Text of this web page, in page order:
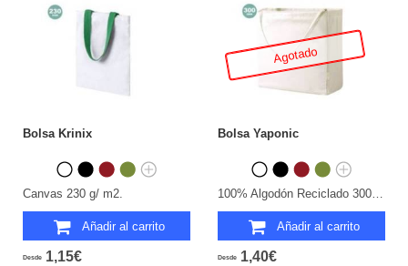
Bolsa Krinix
Canvas 230 g/ m2.
Añadir al carrito
Desde 1,15€
Agotado
Bolsa Yaponic
100% Algodón Reciclado 300 g/ m2.
Añadir al carrito
Desde 1,40€